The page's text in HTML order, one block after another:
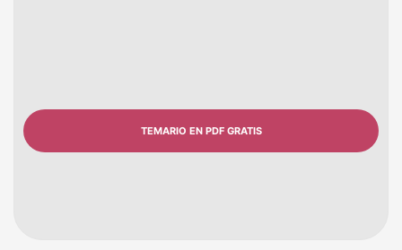
TEMARIO EN PDF GRATIS